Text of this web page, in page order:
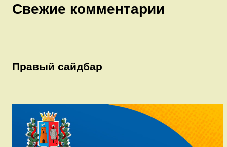
Свежие комментарии
Правый сайдбар